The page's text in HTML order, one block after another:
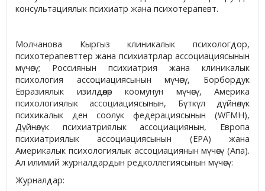
консультациялык психиатр жана психотерапевт.
Молчанова Кыргыз клиникалык психологдор,
психотерапевттер жана психиатрлар ассоциациясынын
мүчөсү; Россиянын психиатрия жана клиникалык
психология ассоциациясынын мүчөсү, Борбордук
Евразиялык изилдөөлөр коомунун мүчөсү, Америка
психологиялык ассоциациясынын, Бүткүл дүйнөлүк
психикалык ден соолук федерациясынын (WFMH),
Дүйнөлүк психиатриялык ассоциациянын, Европа
психиатриялык ассоциациясынын (EPA) жана
Америкалык психологиялык ассоциациянын мүчөсү (Апа).
Ал илимий журналдардын редколлегиясынын мүчөсү:
Журналдар: